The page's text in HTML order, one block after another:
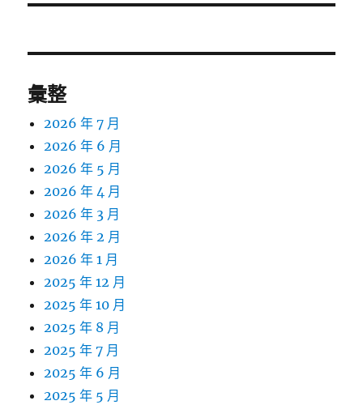
文
彙整
2026 年 7 月
2026 年 6 月
2026 年 5 月
2026 年 4 月
2026 年 3 月
2026 年 2 月
2026 年 1 月
2025 年 12 月
2025 年 10 月
2025 年 8 月
2025 年 7 月
2025 年 6 月
2025 年 5 月